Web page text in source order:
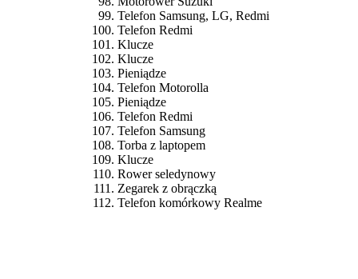
Telefon Samsung, LG, Redmi
Telefon Redmi
Klucze
Klucze
Pieniądze
Telefon Motorolla
Pieniądze
Telefon Redmi
Telefon Samsung
Torba z laptopem
Klucze
Rower seledynowy
Zegarek z obrączką
Telefon komórkowy Realme